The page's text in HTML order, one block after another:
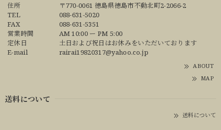
住所
〒770-0061 徳島県徳島市不動北町2-2066-2
TEL
088-631-5020
FAX
088-631-5351
営業時間
AM 10:00 ー PM 5:00
定休日
土日および祝日はお休みをいただいております
E-mail
rairai19820317@yahoo.co.jp
ABOUT
MAP
送料について
送料について